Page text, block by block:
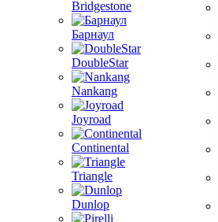
Bridgestone
Барнаул
DoubleStar
Nankang
Joyroad
Continental
Triangle
Dunlop